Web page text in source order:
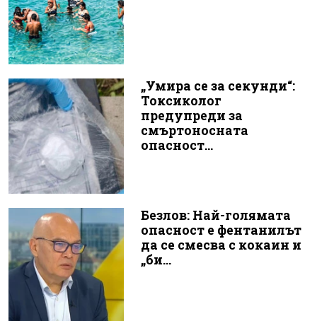
„Умира се за секунди“:
Токсиколог
предупреди за
смъртоносната
опасност...
Безлов: Най-голямата
опасност е фентанилът
да се смесва с кокаин и
„би...